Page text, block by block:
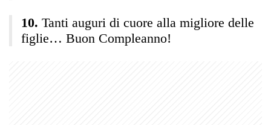
Tanti auguri di cuore alla migliore delle
figlie… Buon Compleanno!